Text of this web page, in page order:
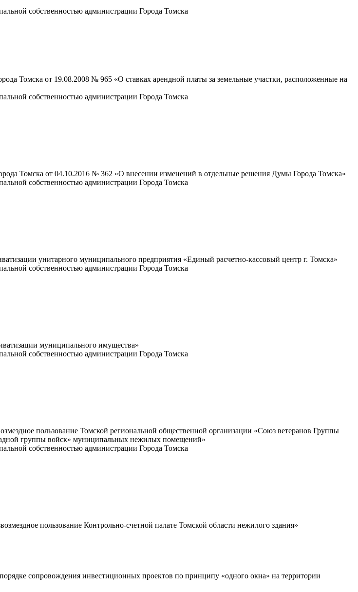
собственностью администрации Города Томска
Томска от 19.08.2008 № 965 «О ставках арендной платы за земельные участки, расположенные на
собственностью администрации Города Томска
Томска от 04.10.2016 № 362 «О внесении изменений в отдельные решения Думы Города Томска»
собственностью администрации Города Томска
унитарного муниципального предприятия «Единый расчетно-кассовый центр г. Томска»
собственностью администрации Города Томска
муниципального имущества»
собственностью администрации Города Томска
пользование Томской региональной общественной организации «Союз ветеранов Группы
группы войск» муниципальных нежилых помещений»
собственностью администрации Города Томска
пользование Контрольно-счетной палате Томской области нежилого здания»
сопровождения инвестиционных проектов по принципу «одного окна» на территории